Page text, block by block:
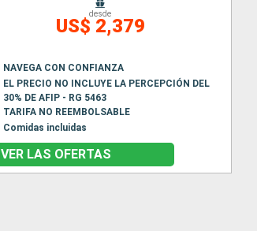
desde
US$ 2,379
NAVEGA CON CONFIANZA
EL PRECIO NO INCLUYE LA PERCEPCIÓN DEL
30% DE AFIP - RG 5463
TARIFA NO REEMBOLSABLE
Comidas incluidas
VER LAS OFERTAS